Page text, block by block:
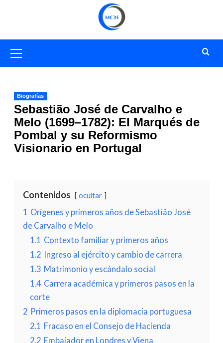
primario
Biografías
Sebastião José de Carvalho e
Melo (1699–1782): El Marqués de
Pombal y su Reformismo
Visionario en Portugal
Contenidos ocultar
1 Orígenes y primeros años de Sebastião José
de Carvalho e Melo
1.1 Contexto familiar y primeros años
1.2 Ingreso al ejército y cambio de carrera
1.3 Matrimonio y escándalo social
1.4 Carrera académica y primeros pasos en la
corte
2 Primeros pasos en la diplomacia portuguesa
2.1 Fracaso en el Consejo de Hacienda
2.2 Embajador en Londres y Viena